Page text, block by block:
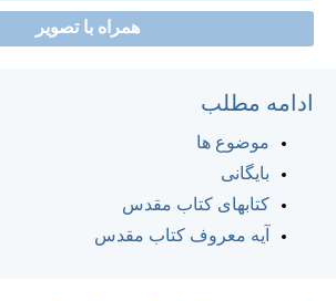
همراه با تصویر
ادامه مطلب
موضوع ها
بایگانی
کتابهای کتاب مقدس
آیه معروف کتاب مقدس